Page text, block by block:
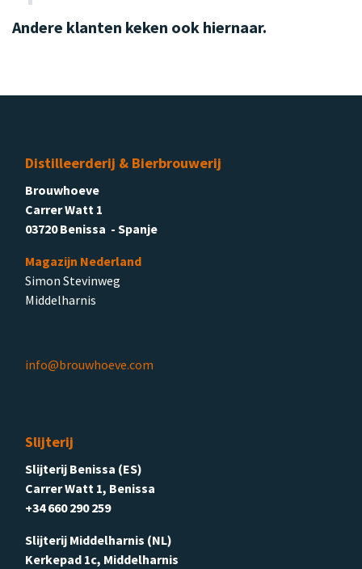
Andere klanten keken ook hiernaar.
Distilleerderij & Bierbrouwerij
Brouwhoeve
Carrer Watt 1
03720 Benissa - Spanje
Magazijn Nederland
Simon Stevinweg
Middelharnis
info@brouwhoeve.com
Slijterij
Slijterij Benissa (ES)
Carrer Watt 1, Benissa
+34 660 290 259
Slijterij Middelharnis (NL)
Kerkepad 1c, Middelharnis